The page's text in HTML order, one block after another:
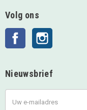
Volg ons
Facebook
Nieuwsbrief